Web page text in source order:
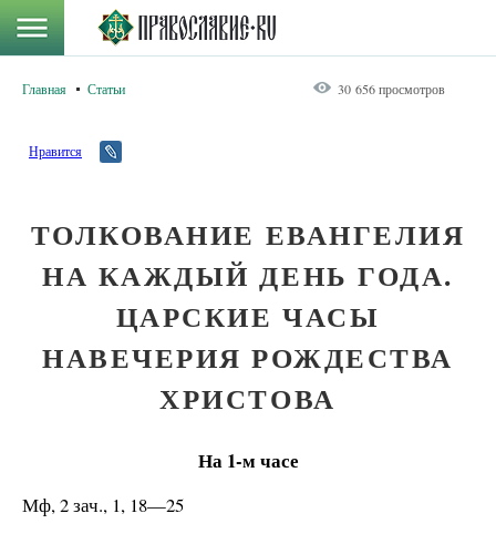
Главная Статьи 30 656 просмотров
Нравится
ТОЛКОВАНИЕ ЕВАНГЕЛИЯ
НА КАЖДЫЙ ДЕНЬ ГОДА.
ЦАРСКИЕ ЧАСЫ
НАВЕЧЕРИЯ РОЖДЕСТВА
ХРИСТОВА
На 1-м часе
Мф, 2 зач., 1, 18—25